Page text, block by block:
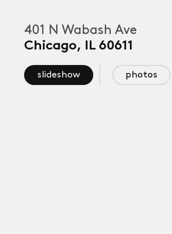
401 N Wabash Ave
Chicago, IL 60611
slideshow photos